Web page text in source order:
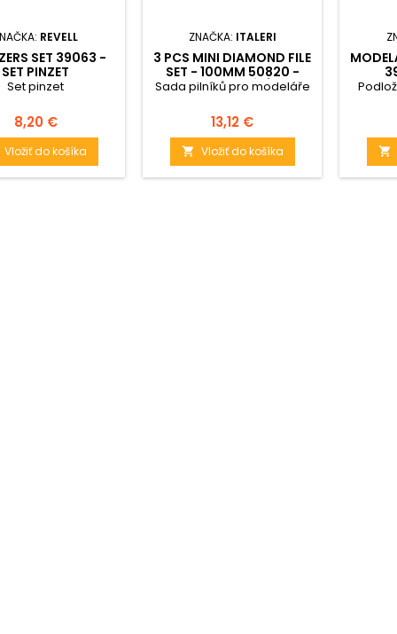
REVELL
SET 39063 -
SET PINZET
Set pinzet
Cena
8,20 €
Vložiť do košíka
ZNAČKA: ITALERI
3 PCS MINI DIAMOND FILE
SET - 100MM 50820 -
SADA PLNÍKŮ
Sada pilníků pro modeláře
Cena
13,12 €
 Vložiť do košíka 